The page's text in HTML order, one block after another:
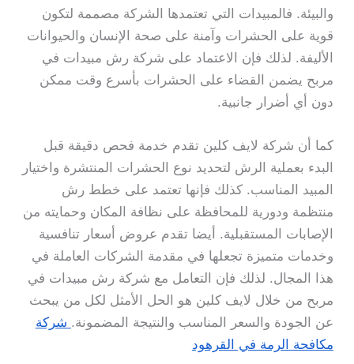
والبيئة. فالمبيدات التي تعتمدها الشركة مصممة لتكون
قوية على الحشرات وآمنة على صحة الإنسان والحيوانات
الأليفة. لذلك فإن الاعتماد على شركة رش مبيدات في
مربح يضمن القضاء على الحشرات بأسرع وقت ممكن
دون أي أضرار جانبية.
كما أن شركة لايف كلين تقدم خدمة فحص دقيقة قبل
البدء بعملية الرش لتحديد نوع الحشرات المنتشرة واختيار
المبيد المناسب. كذلك فإنها تعتمد على خطط رش
منتظمة ودورية للمحافظة على نظافة المكان وحمايته من
الإصابات المستقبلية. أيضا تقدم عروض أسعار تنافسية
وخدمات متميزة تجعلها في مقدمة الشركات العاملة في
هذا المجال. لذلك فإن التعامل مع شركة رش مبيدات في
مربح من خلال لايف كلين هو الحل الأمثل لكل من يبحث
عن الجودة والسعر المناسب والنتيجة المضمونة. شركة
مكافحة الرمة في القرهود